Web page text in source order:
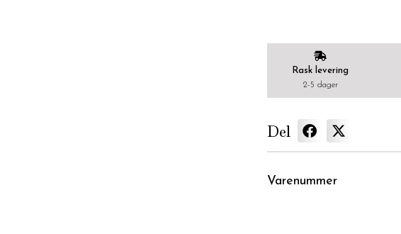
Rask levering
2-5 dager
Del
Varenummer